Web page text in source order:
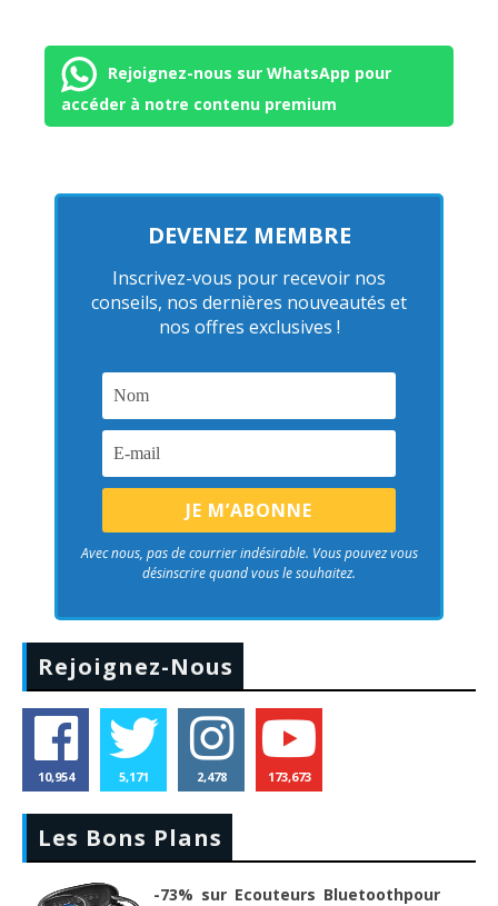
Rejoignez-nous sur WhatsApp pour
accéder à notre contenu premium
DEVENEZ MEMBRE
Inscrivez-vous pour recevoir nos
conseils, nos dernières nouveautés et
nos offres exclusives !
Avec nous, pas de courrier indésirable. Vous pouvez vous
désinscrire quand vous le souhaitez.
Rejoignez-Nous
10,954 5,171 2,478 173,673
Les Bons Plans
-73% sur Ecouteurs Bluetoothpour